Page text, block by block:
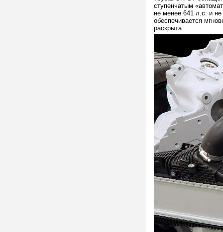
ступенчатым
не менее 641 л.с. и
обеспечивается
раскрыта.